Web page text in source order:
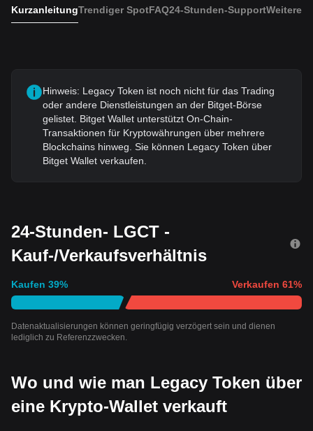
KurzanleitungTrendiger SpotFAQ24-Stunden-SupportWeitere
Hinweis: Legacy Token ist noch nicht für das Trading
oder andere Dienstleistungen an der Bitget-Börse
gelistet. Bitget Wallet unterstützt On-Chain-
Transaktionen für Kryptowährungen über mehrere
Blockchains hinweg. Sie können Legacy Token über
Bitget Wallet verkaufen.
24-Stunden- LGCT -
Kauf-/Verkaufsverhältnis
Kaufen 39% Verkaufen 61%
Datenaktualisierungen können geringfügig verzögert sein und dienen
lediglich zu Referenzzwecken.
Wo und wie man Legacy Token über
eine Krypto-Wallet verkauft